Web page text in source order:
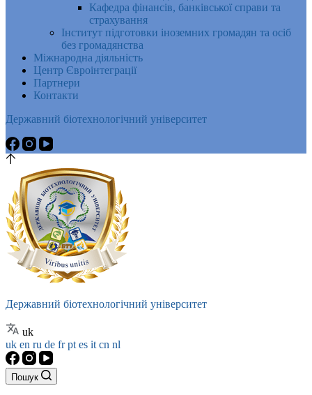
Кафедра фінансів, банківської справи та
страхування
Інститут підготовки іноземних громадян та осіб
без громадянства
Міжнародна діяльність
Центр Євроінтеграції
Партнери
Контакти
Державний біотехнологічний університет
Державний біотехнологічний університет
uk
uk en ru de frpt es it cn nl
Пошук